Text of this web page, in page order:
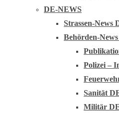
DE-NEWS
Strassen-News
Behörden-
Polizei –
Sanität
Militär